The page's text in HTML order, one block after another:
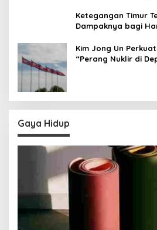
Ketegangan Timur
Dampaknya bagi
Kim Jong Un
“Perang Nuklir di
Gaya Hidup